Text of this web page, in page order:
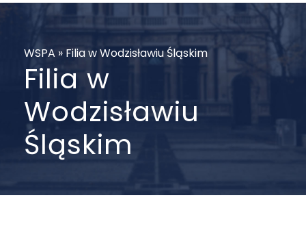
WSPA » Filia w Wodzisławiu Śląskim
Filia w
Wodzisławiu
Śląskim